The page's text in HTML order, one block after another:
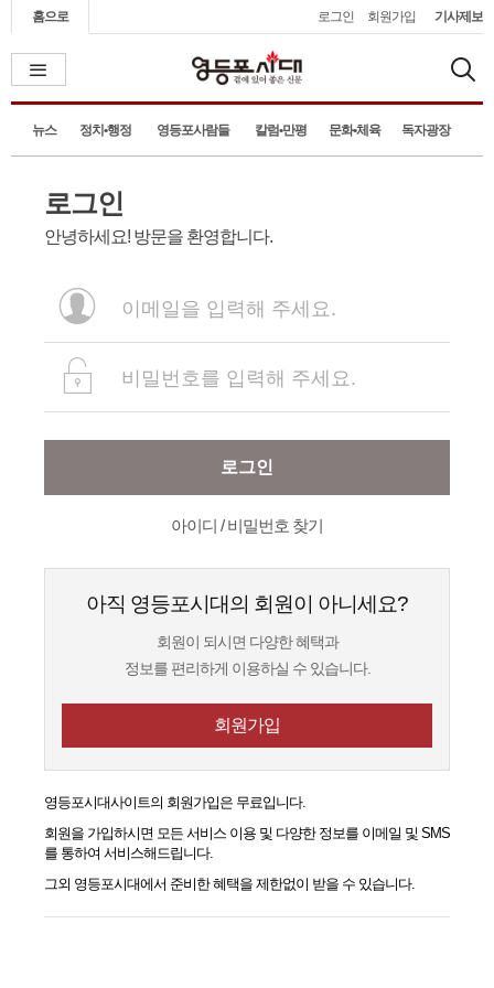
홈으로 로그인 회원가입 기사제보
뉴스 정치•행정 영등포사람들 칼럼•만평 문화•체육 독자광장
로그인
안녕하세요! 방문을 환영합니다.
로그인
아이디 / 비밀번호 찾기
아직 영등포시대의 회원이 아니세요?
회원이 되시면 다양한 혜택과
정보를 편리하게 이용하실 수 있습니다.
회원가입
영등포시대사이트의 회원가입은 무료입니다.
회원을 가입하시면 모든 서비스 이용 및 다양한 정보를 이메일 및 SMS
를 통하여 서비스해드립니다.
그외 영등포시대에서 준비한 혜택을 제한없이 받을 수 있습니다.